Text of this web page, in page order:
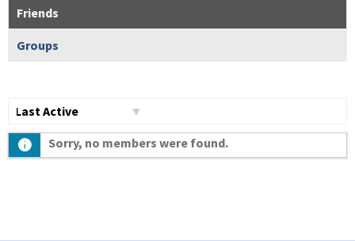
Friends
Groups
Sorry, no members were found.